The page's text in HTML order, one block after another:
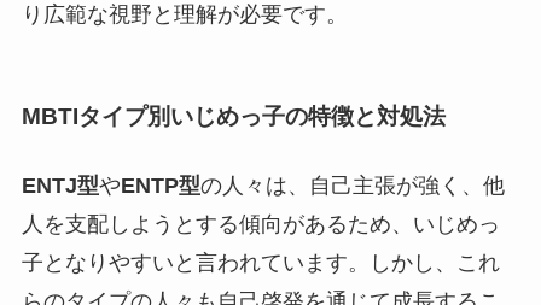
り広範な視野と理解が必要です。
MBTIタイプ別いじめっ子の特徴と対処法
ENTJ型やENTP型の人々は、自己主張が強く、他
人を支配しようとする傾向があるため、いじめっ
子となりやすいと言われています。しかし、これ